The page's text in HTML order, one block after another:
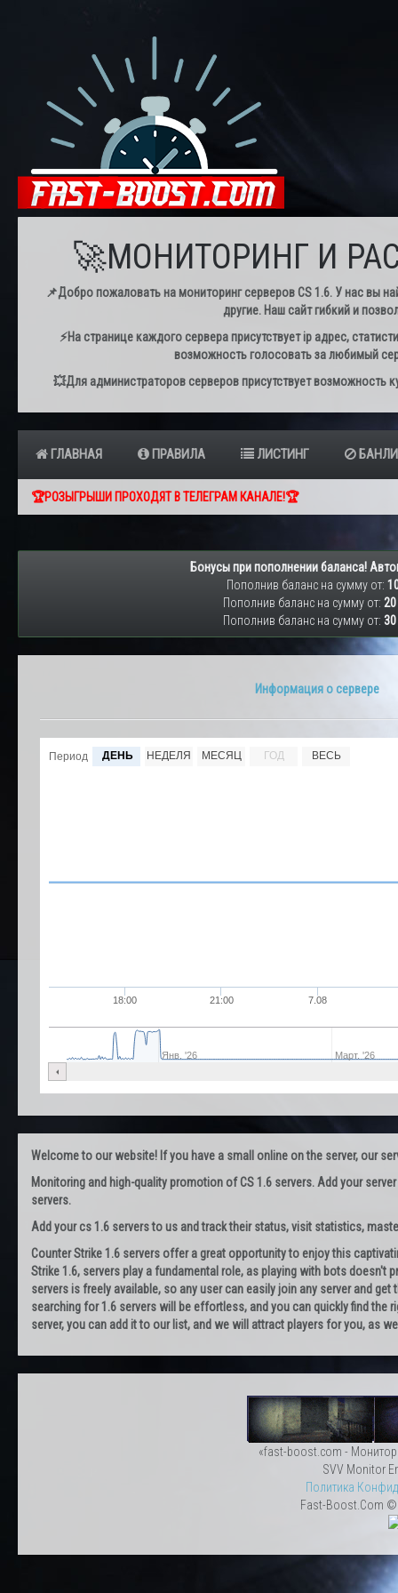
🚀МОНИТОРИНГ И
📌Добро пожаловать на мониторинг серверов CS 1.6. У нас вы
другие. Наш сайт гибкий и
⚡️На странице каждого сервера присутствует ip адрес,
возможность голосовать за любимый
💥Для администраторов серверов присутствует возможность
ГЛАВНАЯ ПРАВИЛА ЛИСТИНГ
🏆РОЗЫГРЫШИ ПРОХОДЯТ В ТЕЛЕГРАМ КАНАЛЕ!🏆
Бонусы при пополнении баланса!
Пополнив баланс на сумму от:
Пополнив баланс на сумму от:
Пополнив баланс на сумму от:
Информация о сервере
Период ДЕНЬ НЕДЕЛЯ МЕСЯЦ ГОД ВЕСЬ
18:00 21:00 7.08
Янв. '26 Март. '26
Welcome to our website! If you have a small online on the server, our
Monitoring and high-quality promotion of CS 1.6 servers. Add your
servers.
Add your cs 1.6 servers to us and track their status, visit statistics,
Counter Strike 1.6 servers offer a great opportunity to enjoy this
Strike 1.6, servers play a fundamental role, as playing with bots
servers is freely available, so any user can easily join any server and
searching for 1.6 servers will be effortless, and you can quickly find
server, you can add it to our list, and we will attract players for you, as
«fast-boost.com -
SVV Monitor
Политика
Fast-Boost.Com